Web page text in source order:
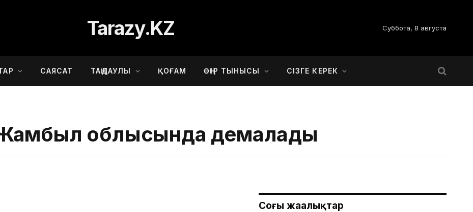
Tarazy.KZ Суббота, 8 августа
САЯСАТ ТАҢДАУЛЫ ҚОҒАМ ӨҢІР ТЫНЫСЫ СІЗГЕ КЕРЕК
облысында демалады
Соңғы жаңалықтар